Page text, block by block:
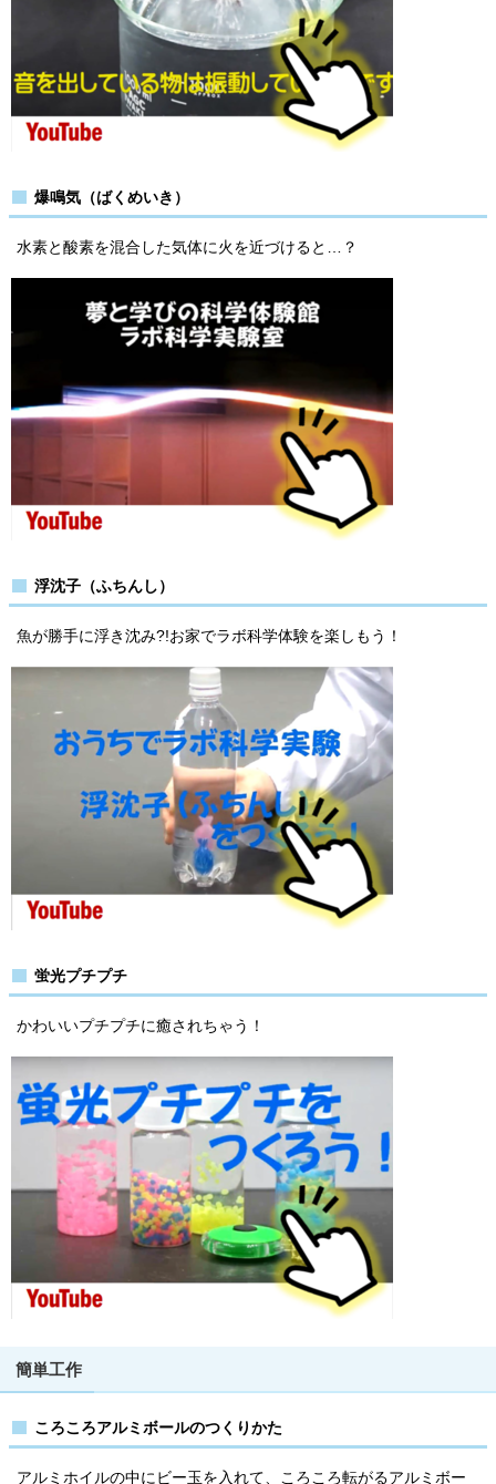
爆鳴気（ばくめいき）
水素と酸素を混合した気体に火を近づけると…？
浮沈子（ふちんし）
魚が勝手に浮き沈み?!お家でラボ科学体験を楽しもう！
蛍光プチプチ
かわいいプチプチに癒されちゃう！
簡単工作
ころころアルミボールのつくりかた
アルミホイルの中にビー玉を入れて、ころころ転がるアルミボー